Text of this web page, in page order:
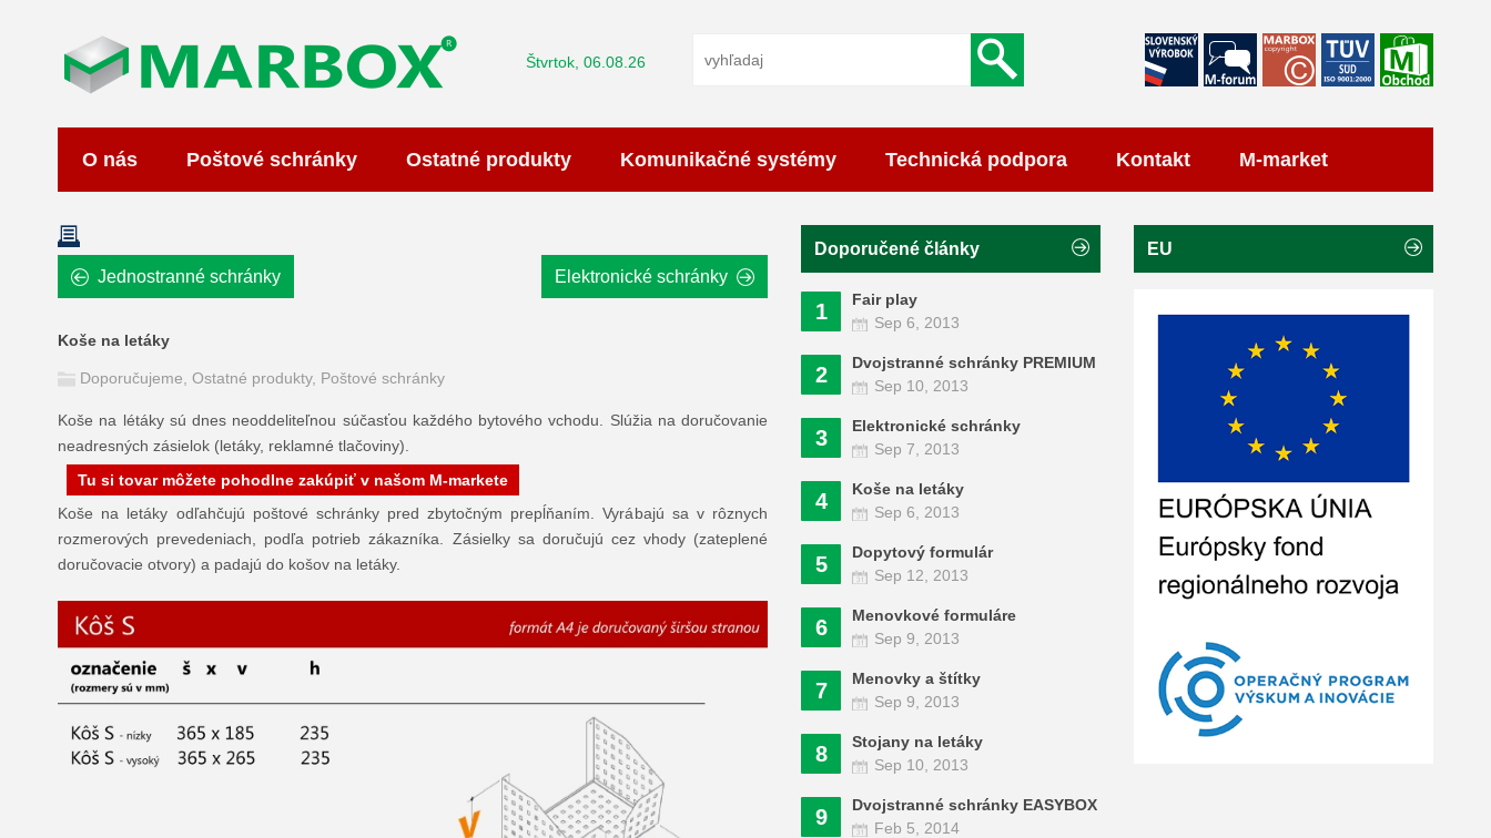
Štvrtok, 06.08.26
O nás Poštové schránky Ostatné produkty Komunikačné systémy Technická podpora Kontakt M-market
Jednostranné schránky Elektronické schránky
Koše na letáky
Doporučujeme Ostatné produkty, Poštové schránky
Koše na létáky sú dnes neoddeliteľnou súčasťou každého bytového vchodu. Slúžia na doručovanie
neadresných zásielok (letáky, reklamné tlačoviny).
Tu si tovar môžete pohodlne zakúpiť v našom M-markete
Koše na letáky odľahčujú poštové schránky pred zbytočným prepĺňaním. Vyrábajú sa v rôznych
rozmerových prevedeniach, podľa potrieb zákazníka. Zásielky sa doručujú cez vhody (zateplené
doručovacie otvory) a padajú do košov na letáky.
Doporučené články
1
Fair play
Sep 6, 2013
2
Dvojstranné schránky PREMIUM
Sep 10, 2013
3
Elektronické schránky
Sep 7, 2013
4
Koše na letáky
Sep 6, 2013
5
Dopytový formulár
Sep 12, 2013
6
Menovkové formuláre
Sep 9, 2013
7
Menovky a štítky
Sep 9, 2013
8
Stojany na letáky
Sep 10, 2013
9
Dvojstranné schránky EASYBOX
Feb 5, 2014
EU